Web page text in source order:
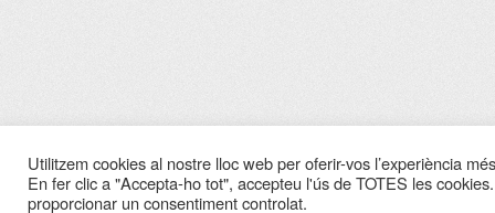
Utilitzem cookies al nostre lloc web per oferir-vos l’experiència
En fer clic a "Accepta-ho tot", accepteu l'ús de TOTES les
proporcionar un consentiment controlat.